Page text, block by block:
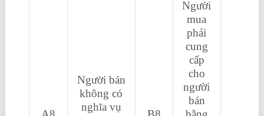
Người bán
không có
nghĩa vụ
Người
mua
phải
cung
cấp
cho
người
bán